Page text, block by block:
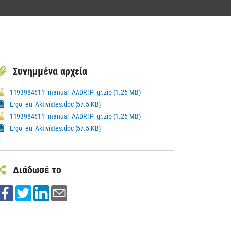
Συνημμένα αρχεία
1193984611_manual_AADRTP_gr.zip (1.26 MB)
Ergo_eu_Aktivistes.doc (57.5 KB)
1193984611_manual_AADRTP_gr.zip (1.26 MB)
Ergo_eu_Aktivistes.doc (57.5 KB)
Διάδωσέ το